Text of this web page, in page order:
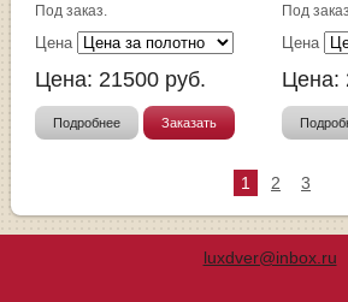
Под заказ.
Цена
Цена: 21500 руб.
Подробнее Заказать
Под
Цена
Цена:
1 2 3
luxdver@inbox.ru